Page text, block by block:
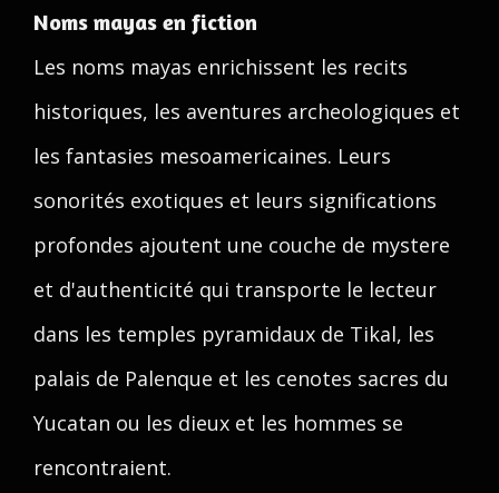
Noms mayas en fiction
Les noms mayas enrichissent les recits
historiques, les aventures archeologiques et
les fantasies mesoamericaines. Leurs
sonorités exotiques et leurs significations
profondes ajoutent une couche de mystere
et d'authenticité qui transporte le lecteur
dans les temples pyramidaux de Tikal, les
palais de Palenque et les cenotes sacres du
Yucatan ou les dieux et les hommes se
rencontraient.